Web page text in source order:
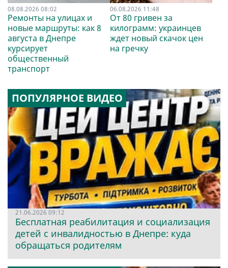
08.08.2026 08:02
Ремонты на улицах и
новые маршруты: как 8
августа в Днепре
курсирует
общественный
транспорт
06.08.2026 11:48
От 80 гривен за
килограмм: украинцев
ждет новый скачок цен
на гречку
ПОПУЛЯРНОЕ ВИДЕО
21.06.2026 09:12
Бесплатная реабилитация и социализация
детей с инвалидностью в Днепре: куда
обращаться родителям